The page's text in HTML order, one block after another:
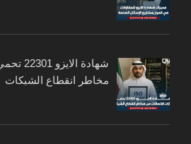
شهادة
مخاطر انقطاع الشبكات